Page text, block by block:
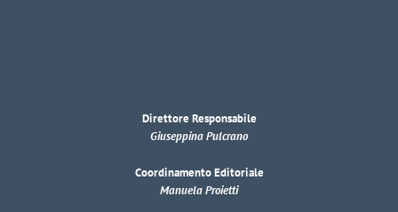
Direttore Responsabile
Giuseppina Pulcrano
Coordinamento Editoriale
Manuela Proietti